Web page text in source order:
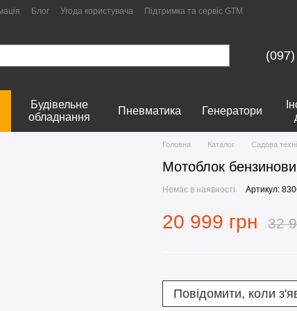
Блог Угода користувача Підтримка та сервіс GTM
Будівельне
обладнання
Пневматика Генератори
Головна Каталог Садова
Мотоблок
Немає в наявності Артикул:
20 999 грн 32
Повідомити, коли